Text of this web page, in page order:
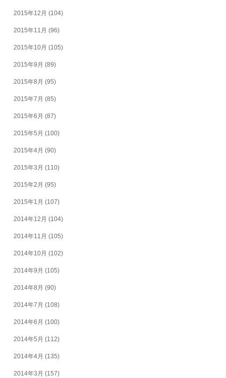
2015年12月 (104)
2015年11月 (96)
2015年10月 (105)
2015年9月 (89)
2015年8月 (95)
2015年7月 (85)
2015年6月 (87)
2015年5月 (100)
2015年4月 (90)
2015年3月 (110)
2015年2月 (95)
2015年1月 (107)
2014年12月 (104)
2014年11月 (105)
2014年10月 (102)
2014年9月 (105)
2014年8月 (90)
2014年7月 (108)
2014年6月 (100)
2014年5月 (112)
2014年4月 (135)
2014年3月 (157)